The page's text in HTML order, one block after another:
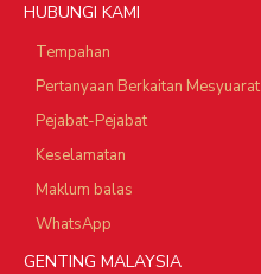
HUBUNGI KAMI
Tempahan
Pertanyaan Berkaitan Mesyuarat
Pejabat-Pejabat
Keselamatan
Maklum balas
WhatsApp
GENTING MALAYSIA